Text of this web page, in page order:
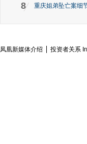
8 重庆姐弟坠亡案细
凤凰新媒体介绍 投资者关系